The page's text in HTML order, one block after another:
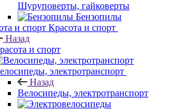
Шуруповерты, гайковерты
Бензопилы
Красота и спорт
Назад
и спорт
электротранспорт
Назад
Велосипеды, электротранспорт